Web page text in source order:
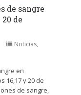
de sangre
de
Noticias,
en
16,17 y 20 de
de sangre,